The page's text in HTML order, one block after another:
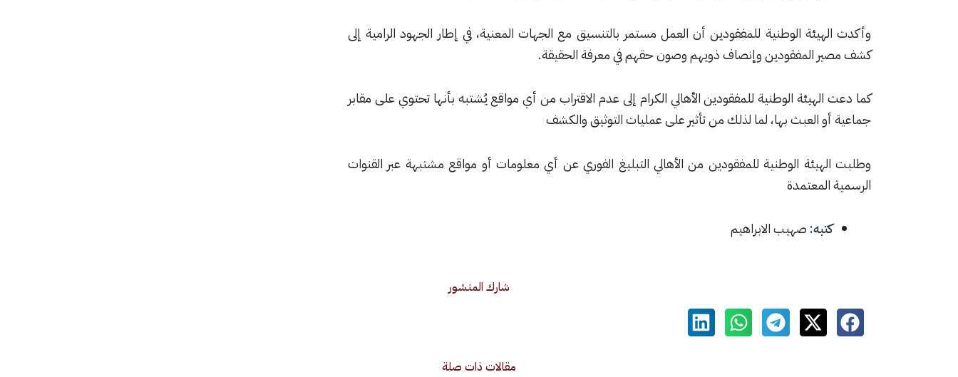
وأكدت الهيئة الوطنية للمفقودين أن العمل مستمر بالتنسيق مع الجهات المعنية، في إطار الجهود الرامية إلى
كشف مصير المفقودين وإنصاف ذويهم وصون حقهم في معرفة الحقيقة.
كما دعت الهيئة الوطنية للمفقودين الأهالي الكرام إلى عدم الاقتراب من أي مواقع يُشتبه بأنها تحتوي على مقابر
جماعية أو العبث بها، لما لذلك من تأثير على عمليات التوثيق والكشف
وطلبت الهيئة الوطنية للمفقودين من الأهالي التبليغ الفوري عن أي معلومات أو مواقع مشتبهة عبر القنوات
الرسمية المعتمدة
كتبه: صهيب الابراهيم
شارك المنشور
مقالات ذات صلة